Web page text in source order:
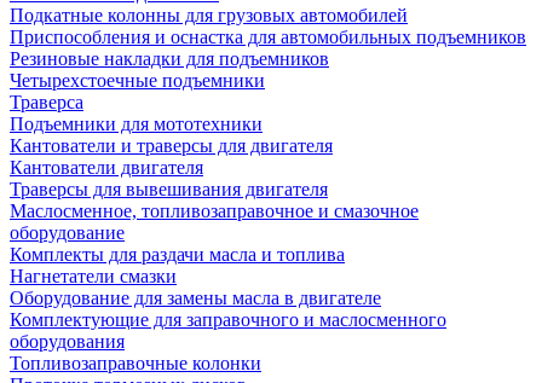
Подкатные колонны для грузовых автомобилей
Приспособления и оснастка для автомобильных подъемников
Резиновые накладки для подъемников
Четырехстоечные подъемники
Траверса
Подъемники для мототехники
Кантователи и траверсы для двигателя
Кантователи двигателя
Траверсы для вывешивания двигателя
Маслосменное, топливозаправочное и смазочное
оборудование
Комплекты для раздачи масла и топлива
Нагнетатели смазки
Оборудование для замены масла в двигателе
Комплектующие для заправочного и маслосменного
оборудования
Топливозаправочные колонки